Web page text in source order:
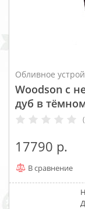
Обливное
Woodson с
дуб в
17790
В сравнение